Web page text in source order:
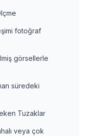
fotoğraf
görsellerle
süredeki
Tuzaklar
veya çok